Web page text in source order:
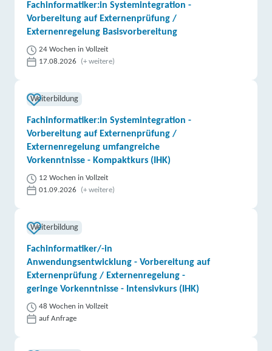
Fachinformatiker:in Systemintegration -
Vorbereitung auf Externenprüfung /
Externenregelung Basisvorbereitung
24 Wochen in Vollzeit
17.08.2026
(+ weitere)
Weiterbildung
Fachinformatiker:in Systemintegration -
Vorbereitung auf Externenprüfung /
Externenregelung umfangreiche
Vorkenntnisse - Kompaktkurs (IHK)
12 Wochen in Vollzeit
01.09.2026
(+ weitere)
Weiterbildung
Fachinformatiker/-in
Anwendungsentwicklung - Vorbereitung auf
Externenprüfung / Externenregelung -
geringe Vorkenntnisse - Intensivkurs (IHK)
48 Wochen in Vollzeit
auf Anfrage